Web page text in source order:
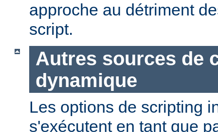
approche au détriment
script.
Autres sources de
dynamique
Les options de scripting
s'exécutent en tant que